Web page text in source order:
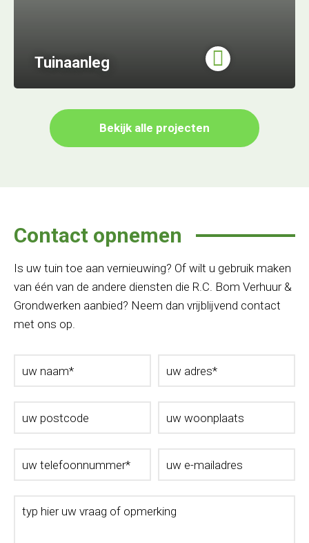
Tuinaanleg
Bekijk alle projecten
Contact opnemen
Is uw tuin toe aan vernieuwing? Of wilt u gebruik maken
van één van de andere diensten die R.C. Bom Verhuur &
Grondwerken aanbied? Neem dan vrijblijvend contact
met ons op.